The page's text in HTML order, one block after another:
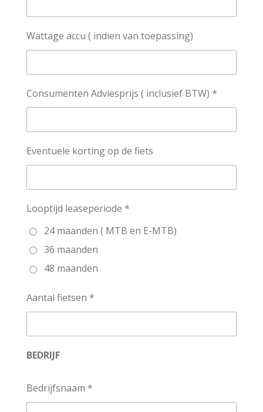
Wattage accu ( indien van toepassing)
Consumenten Adviesprijs ( inclusief BTW) *
Eventuele korting op de fiets
Looptijd leaseperiode *
24 maanden ( MTB en E-MTB)
36 maanden
48 maanden
Aantal fietsen *
BEDRIJF
Bedrijfsnaam *